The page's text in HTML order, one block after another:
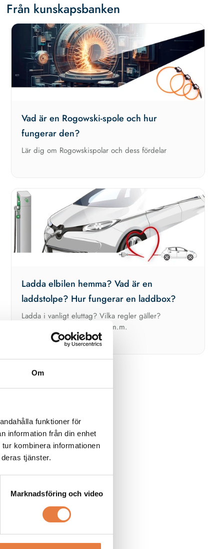
Om
funktioner för
information från din enhet
kombinera informationen
tjänster.
Marknadsföring och video
Från kunskapsbanken
Vad är en Rogowski-spole och hur
fungerar den?
Lär dig om Rogowskispolar och dess fördelar
Ladda elbilen hemma? Vad är en
laddstolpe? Hur fungerar en laddbox?
Ladda i vanligt eluttag? Vilka regler gäller?
Nyinstallation av laddpunkt m.m.